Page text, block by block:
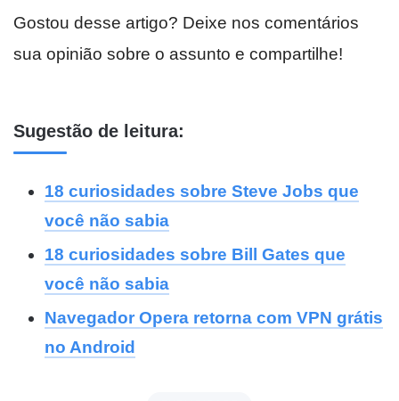
Gostou desse artigo? Deixe nos comentários
sua opinião sobre o assunto e compartilhe!
Sugestão de leitura:
18 curiosidades sobre Steve Jobs que
você não sabia
18 curiosidades sobre Bill Gates que
você não sabia
Navegador Opera retorna com VPN grátis
no Android